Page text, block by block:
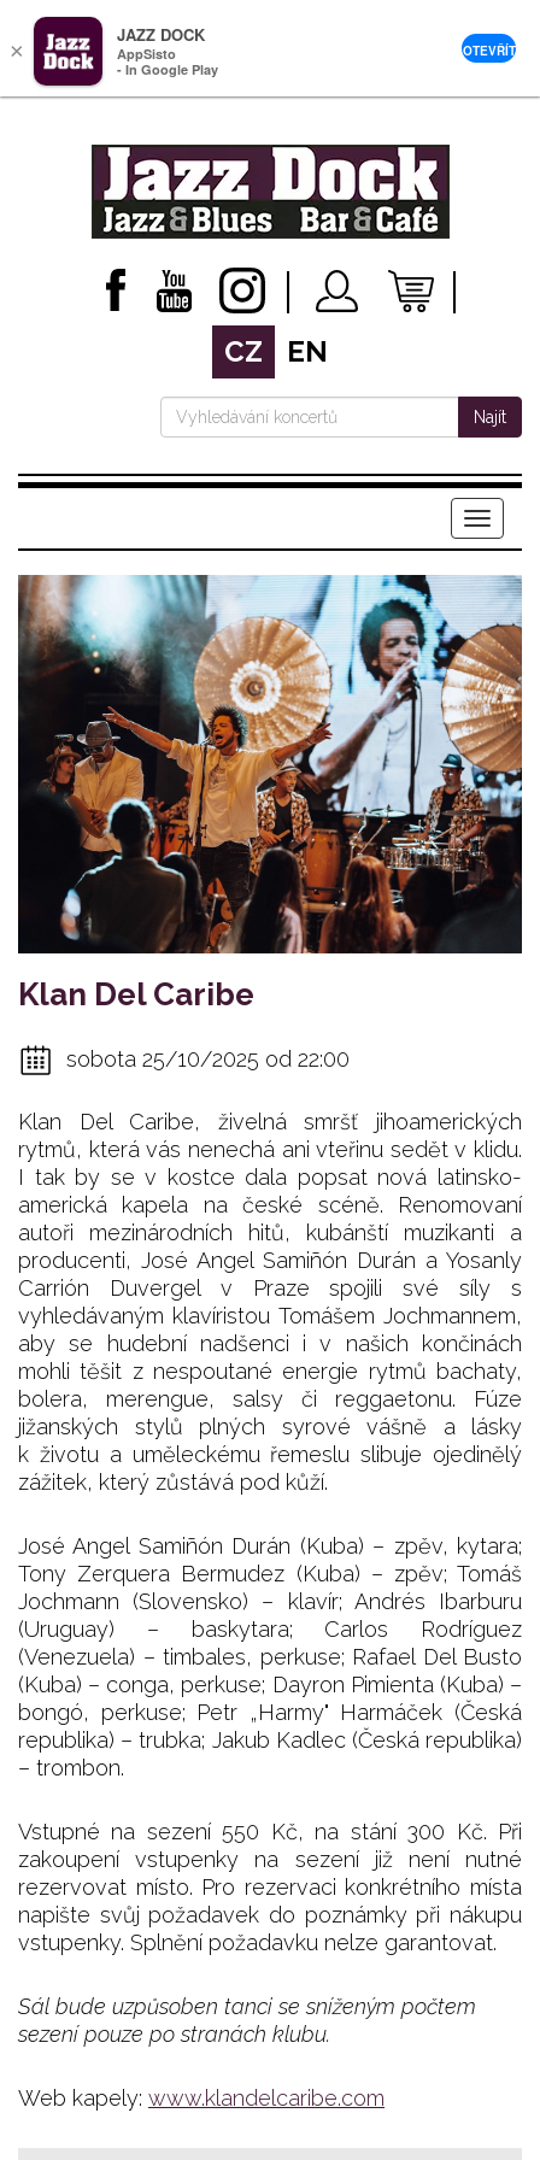
CZ EN
Najít
Menu
Klan Del Caribe
sobota 25/10/2025 od 22:00
Klan Del Caribe, živelná smršť jihoamerických
rytmů, která vás nenechá ani vteřinu sedět v klidu.
I tak by se v kostce dala popsat nová latinsko-
americká kapela na české scéně. Renomovaní
autoři mezinárodních hitů, kubánští muzikanti a
producenti, José Angel Samiñón Durán a Yosanly
Carrión Duvergel v Praze spojili své síly s
vyhledávaným klavíristou Tomášem Jochmannem,
aby se hudební nadšenci i v našich končinách
mohli těšit z nespoutané energie rytmů bachaty,
bolera, merengue, salsy či reggaetonu. Fúze
jižanských stylů plných syrové vášně a lásky
k životu a uměleckému řemeslu slibuje ojedinělý
zážitek, který zůstává pod kůží.
José Angel Samiñón Durán (Kuba) – zpěv, kytara;
Tony Zerquera Bermudez (Kuba) – zpěv; Tomáš
Jochmann (Slovensko) – klavír; Andrés Ibarburu
(Uruguay) – baskytara; Carlos Rodríguez
(Venezuela) – timbales, perkuse; Rafael Del Busto
(Kuba) – conga, perkuse; Dayron Pimienta (Kuba) –
bongó, perkuse; Petr „Harmy" Harmáček (Česká
republika) – trubka; Jakub Kadlec (Česká republika)
– trombon.
Vstupné na sezení 550 Kč, na stání 300 Kč. Při
zakoupení vstupenky na sezení již není nutné
rezervovat místo. Pro rezervaci konkrétního místa
napište svůj požadavek do poznámky při nákupu
vstupenky. Splnění požadavku nelze garantovat.
Sál bude uzpůsoben tanci se sníženým počtem
sezení pouze po stranách klubu.
Web kapely: www.klandelcaribe.com
×
JAZZ DOCK
AppSisto
- In Google Play
OTEVŘÍT